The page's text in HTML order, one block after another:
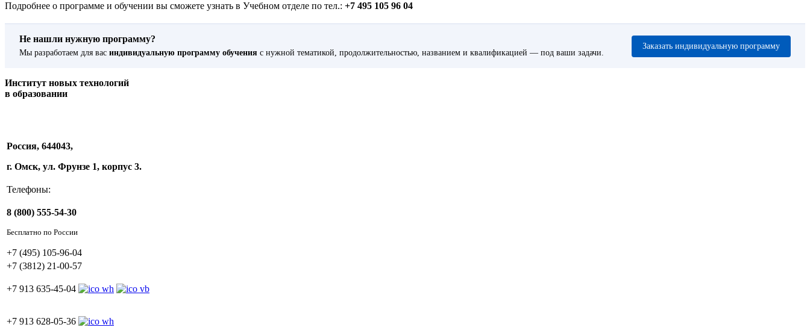
Подробнее о программе и обучении вы сможете узнать в Учебном отделе по тел.: +7 495 105 96 04
Не нашли нужную программу?
Мы разработаем для вас индивидуальную программу обучения с нужной тематикой, продолжительностью, названием и квалификацией — под ваши задачи.
Заказать индивидуальную программу
Институт новых технологий
в образовании
Россия, 644043,
г. Омск, ул. Фрунзе 1, корпус 3.
Телефоны:
8 (800) 555-54-30
Бесплатно по России
+7 (495) 105-96-04
+7 (3812) 21-00-57
+7 913 635-45-04
+7 913 628-05-36